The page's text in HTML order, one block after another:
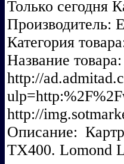
Только сегодня
Производитель:
Категория
Название
http://
http://
Описание:
TX400. Lomond